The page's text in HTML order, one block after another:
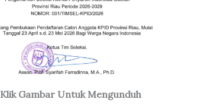
Klik Gambar Untuk Mengunduh